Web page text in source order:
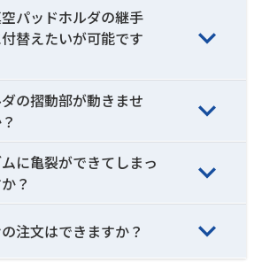
パッドホルダの継手
替えたいが可能です
の摺動部が動きませ
に亀裂ができてしまっ
？
注文はできますか？